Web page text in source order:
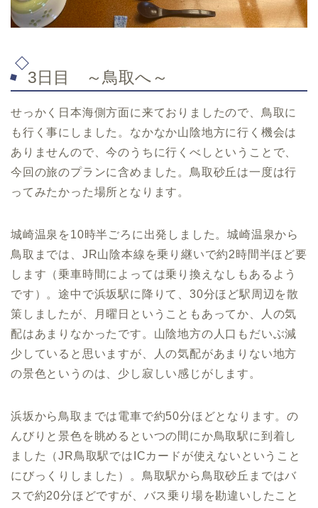
3日目 ～鳥取へ～
せっかく日本海側方面に来ておりましたので、鳥取に
も行く事にしました。なかなか山陰地方に行く機会は
ありませんので、今のうちに行くべしということで、
今回の旅のプランに含めました。鳥取砂丘は一度は行
ってみたかった場所となります。
城崎温泉を10時半ごろに出発しました。城崎温泉から
鳥取までは、JR山陰本線を乗り継いで約2時間半ほど要
します（乗車時間によっては乗り換えなしもあるよう
です）。途中で浜坂駅に降りて、30分ほど駅周辺を散
策しましたが、月曜日ということもあってか、人の気
配はあまりなかったです。山陰地方の人口もだいぶ減
少していると思いますが、人の気配があまりない地方
の景色というのは、少し寂しい感じがします。
浜坂から鳥取までは電車で約50分ほどとなります。の
んびりと景色を眺めるといつの間にか鳥取駅に到着し
ました（JR鳥取駅ではICカードが使えないということ
にびっくりしました）。鳥取駅から鳥取砂丘まではバ
スで約20分ほどですが、バス乗り場を勘違いしたこと